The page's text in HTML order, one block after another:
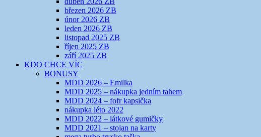
březen 2026 ZB
únor 2026 ZB
leden 2026 ZB
listopad 2025 ZB
říjen 2025 ZB
září 2025 ZB
KDO CHCE VÍC
BONUSY
MDD 2026 – Emilka
MDD 2025 – nákupka jedním tahem
MDD 2024 – fofr kapsička
nákupka léto 2022
MDD 2022 – látkové gumičky
MDD 2021 – stojan na karty